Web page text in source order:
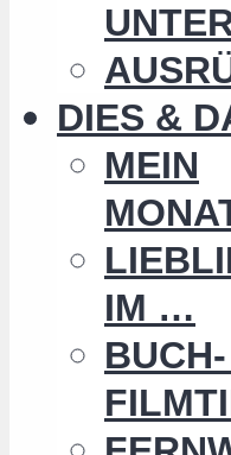
DIES &
MEIN
IM …